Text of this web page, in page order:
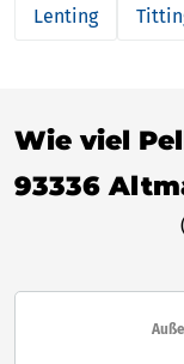
Lenting
Wie viel
93336